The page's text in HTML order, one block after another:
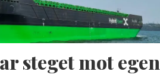
steget mot egen